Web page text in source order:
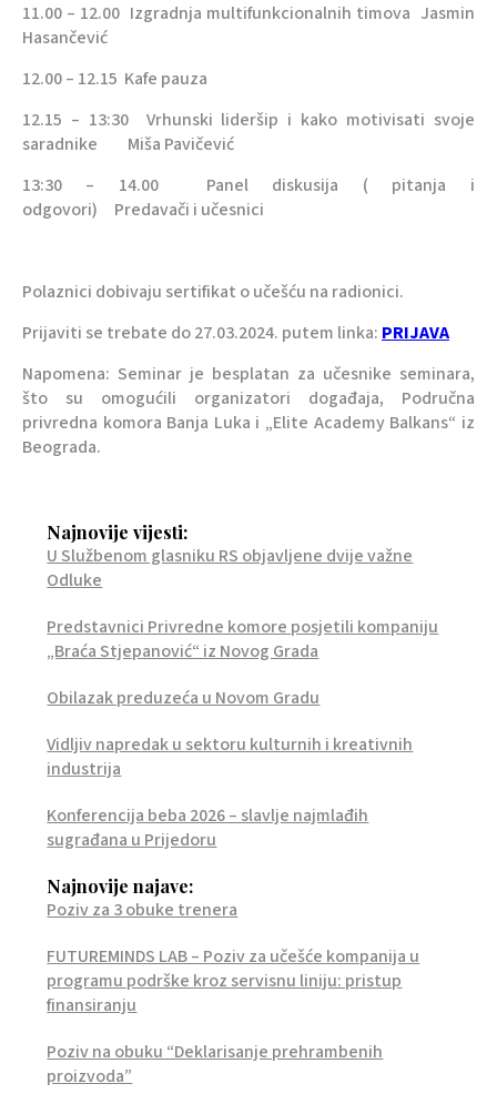
11.00 – 12.00 Izgradnja multifunkcionalnih timova Jasmin
Hasančević
12.00 – 12.15 Kafe pauza
12.15 – 13:30 Vrhunski lideršip i kako motivisati svoje
saradnike Miša Pavičević
13:30 – 14.00 Panel diskusija ( pitanja i
odgovori) Predavači i učesnici
Polaznici dobivaju sertifikat o učešću na radionici.
Prijaviti se trebate do 27.03.2024. putem linka: PRIJAVA
Napomena: Seminar je besplatan za učesnike seminara,
što su omogućili organizatori događaja, Područna
privredna komora Banja Luka i „Elite Academy Balkans“ iz
Beograda.
Najnovije vijesti:
U Službenom glasniku RS objavljene dvije važne
Odluke
Predstavnici Privredne komore posjetili kompaniju
„Braća Stjepanović“ iz Novog Grada
Obilazak preduzeća u Novom Gradu
Vidljiv napredak u sektoru kulturnih i kreativnih
industrija
Konferencija beba 2026 – slavlje najmlađih
sugrađana u Prijedoru
Najnovije najave:
Poziv za 3 obuke trenera
FUTUREMINDS LAB – Poziv za učešće kompanija u
programu podrške kroz servisnu liniju: pristup
finansiranju
Poziv na obuku “Deklarisanje prehrambenih
proizvoda”